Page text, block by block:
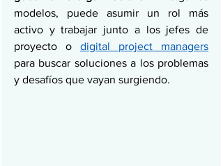
modelos, puede asumir un rol más
activo y trabajar junto a los jefes de
proyecto o digital project managers
para buscar soluciones a los problemas
y desafíos que vayan surgiendo.